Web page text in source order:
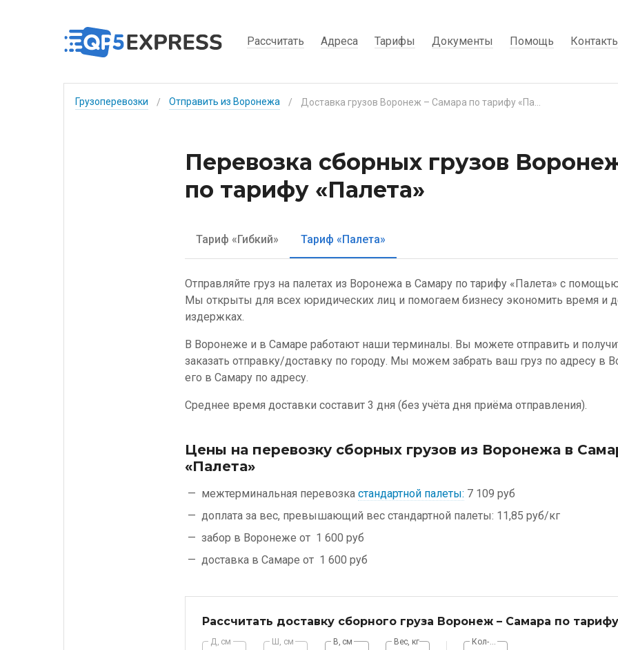
Рассчитать Адреса Тарифы Документы Помощь
Грузоперевозки / Отправить из Воронежа /
Перевозка сборных грузов
по тарифу «Палета»
Тариф «Гибкий» Тариф «Палета»
Отправляйте груз на палетах из Воронежа в Самару по тарифу «Палета» с
Мы открыты для всех юридических лиц и помогаем бизнесу экономить время и
издержках.
В Воронеже и в Самаре работают наши терминалы. Вы можете отправить и
заказать отправку/доставку по городу. Мы можем забрать ваш груз по адресу в
его в Самару по адресу.
Среднее время доставки составит 3 дня (без учёта дня приёма отправления).
Цены на перевозку сборных грузов из Воронежа в
«Палета»
межтерминальная перевозка стандартной палеты: 7 109 руб
доплата за вес, превышающий вес стандартной палеты: 11,85 руб/кг
забор в Воронеже от 1 600 руб
доставка в Самаре от 1 600 руб
Рассчитать доставку сборного груза Воронеж – Самара по
Д, см Ш, см В, см Вес, кг Кол-во, шт